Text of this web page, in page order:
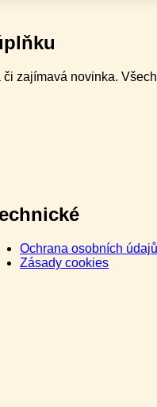
zajímavá novinka.
Ochrana osobních údajů
Zásady cookies